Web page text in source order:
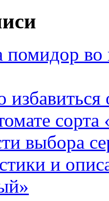
во
избавиться
сорта
выбора
и